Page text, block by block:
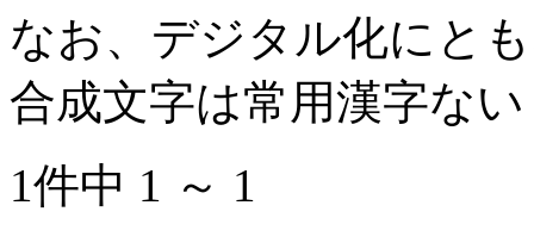
なお、デジタル化にと
合成文字は常用漢字な
1件中 1 ～ 1